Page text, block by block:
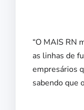
“O MAIS RN
as linhas de
empresários
sabendo que